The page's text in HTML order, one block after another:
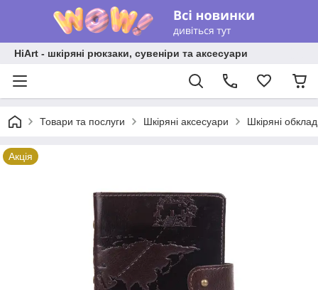
HiArt - шкіряні рюкзаки, сувеніри та аксесуари
Товари та послуги Шкіряні аксесуари Шкіряні
Акція